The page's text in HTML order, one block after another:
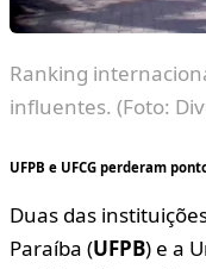
Ranking
influentes. (Foto:
UFPB e UFCG perderam
Duas das
Paraíba (UFPB) e a